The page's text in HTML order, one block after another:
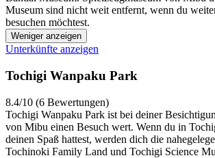
Museum sind nicht weit entfernt, wenn du
besuchen möchtest.
Weniger anzeigen
Unterkünfte anzeigen
Tochigi Wanpaku Park
8.4/10 (6 Bewertungen)
Tochigi Wanpaku Park ist bei deiner
von Mibu einen Besuch wert. Wenn du in
deinen Spaß hattest, werden dich die
Tochinoki Family Land und Tochigi Science